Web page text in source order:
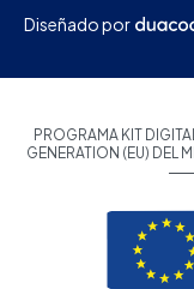
Diseñado por
PROGRAMA KIT
GENERATION (EU) DEL